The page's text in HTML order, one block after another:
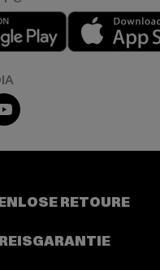
Play market
YouTube
RETOURE